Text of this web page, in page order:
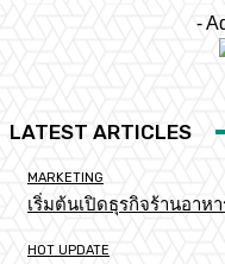
-
LATEST ARTICLES
MARKETING
เริ่มต้นเปิดธุรกิจร้านอาห
HOT UPDATE